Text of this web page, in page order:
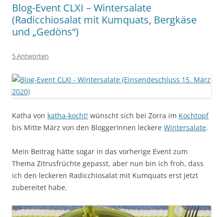
Blog-Event CLXI – Wintersalate
(Radicchiosalat mit Kumquats, Bergkäse
und „Gedöns“)
5 Antworten
Katha von katha-kocht! wünscht sich bei Zorra im Kochtopf
bis Mitte März von den BloggerInnen leckere Wintersalate.
Mein Beitrag hätte sogar in das vorherige Event zum
Thema Zitrusfrüchte gepasst, aber nun bin ich froh, dass
ich den leckeren Radicchiosalat mit Kumquats erst jetzt
zubereitet habe.